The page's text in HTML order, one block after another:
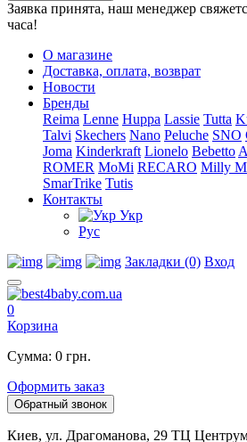
Заявка принята, наш менеджер
часа!
О магазине
Доставка, оплата, возврат
Новости
Бренды
Reima Lenne Huppa Lassie Tutta
Talvi Skechers Nano Peluche SNO
Joma Kinderkraft Lionelo Bebetto
ROMER MoMi RECARO Milly
SmarTrike Tutis
Контакты
Укр
Рус
Закладки (0) Вход
0
Корзина
Сумма: 0 грн.
Оформить заказ
Обратный звонок
Киев, ул. Драгоманова, 29 ТЦ